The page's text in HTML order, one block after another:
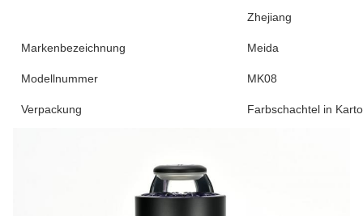
Zhejiang
Markenbezeichnung Meida
Modellnummer MK08
Verpackung Farbschachtel in